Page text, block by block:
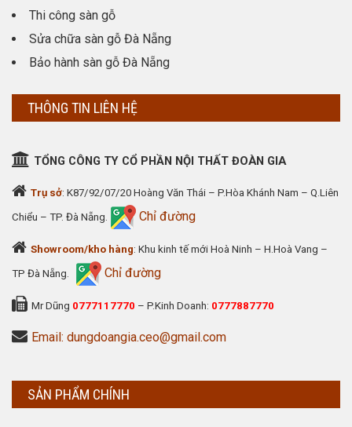
Thi công sàn gỗ
Sửa chữa sàn gỗ Đà Nẵng
Bảo hành sàn gỗ Đà Nẵng
THÔNG TIN LIÊN HỆ
TỔNG CÔNG TY CỔ PHẦN NỘI THẤT ĐOÀN GIA
Trụ sở: K87/92/07/20 Hoàng Văn Thái – P.Hòa Khánh Nam – Q.Liên
Chiểu – TP. Đà Nẵng. Chỉ đường
Showroom/kho hàng: Khu kinh tế mới Hoà Ninh – H.Hoà Vang –
TP Đà Nẵng. Chỉ đường
Mr Dũng 0777117770 – P.Kinh Doanh: 0777887770
Email: dungdoangia.ceo@gmail.com
SẢN PHẨM CHÍNH